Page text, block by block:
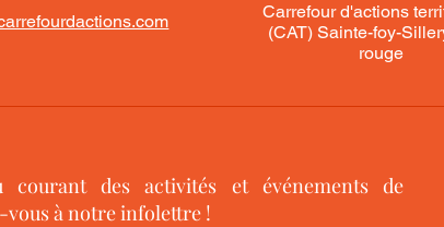
Carrefour d'actions
(CAT) Sainte-foy-
rouge
courant des activités et événements de
à notre infolettre !